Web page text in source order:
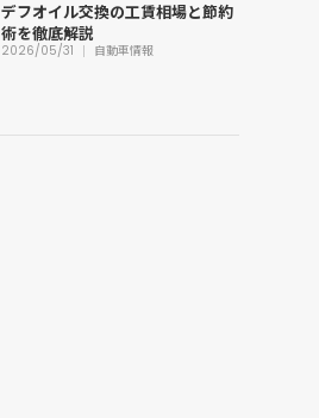
デフオイル交換の工賃相場と節約
術を徹底解説
2026/05/31 自動車情報